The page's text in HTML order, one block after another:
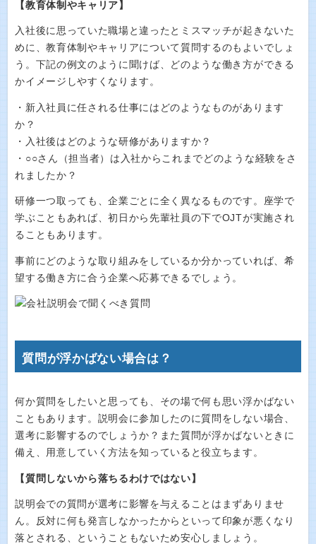
【教育体制やキャリア】
入社後に思っていた職場と違ったとミスマッチが起きないた
めに、教育体制やキャリアについて質問するのもよいでしょ
う。下記の例文のように聞けば、どのような働き方ができる
かイメージしやすくなります。
・新入社員に任される仕事にはどのようなものがあります
か？
・入社後はどのような研修がありますか？
・○○さん（担当者）は入社からこれまでどのような経験をさ
れましたか？
研修一つ取っても、企業ごとに全く異なるものです。座学で
学ぶこともあれば、初日から先輩社員の下でOJTが実施され
ることもあります。
事前にどのような取り組みをしているか分かっていれば、希
望する働き方に合う企業へ応募できるでしょう。
質問が浮かばない場合は？
何か質問をしたいと思っても、その場で何も思い浮かばない
こともあります。説明会に参加したのに質問をしない場合、
選考に影響するのでしょうか？また質問が浮かばないときに
備え、用意していく方法を知っていると役立ちます。
【質問しないから落ちるわけではない】
説明会での質問が選考に影響を与えることはまずありませ
ん。反対に何も発言しなかったからといって印象が悪くなり
落とされる、ということもないため安心しましょう。